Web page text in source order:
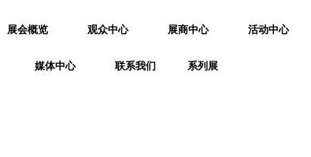
展会概览 观众中心 展商中心 活动中心
媒体中心 联系我们 系列展